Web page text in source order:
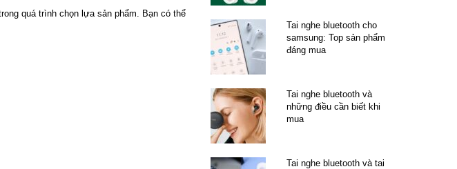
quá trình chọn lựa sản phẩm. Bạn có thể
Tai nghe bluetooth cho
samsung: Top sản phẩm
đáng mua
Tai nghe bluetooth và
những điều cần biết khi
mua
Tai nghe bluetooth và tai